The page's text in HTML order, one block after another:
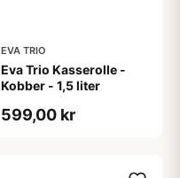
EVA TRIO
Eva Trio Kasserolle -
Kobber - 1,5 liter
599,00 kr